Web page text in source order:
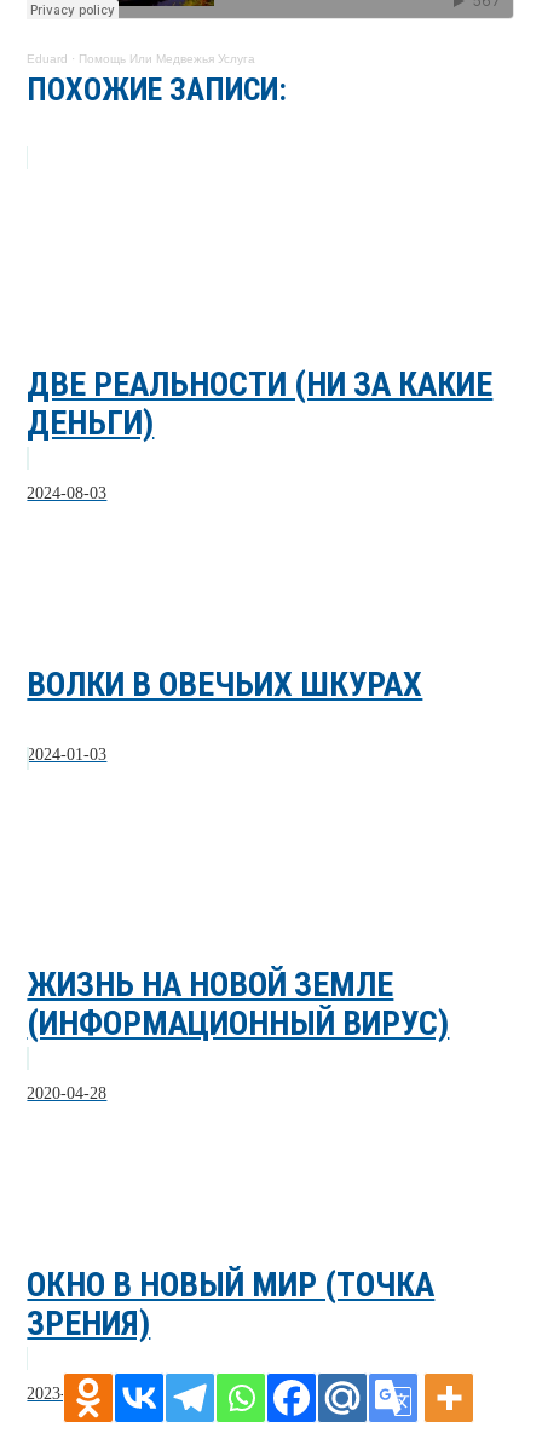
Eduard · Помощь Или Медвежья Услуга
ПОХОЖИЕ ЗАПИСИ:
ДВЕ РЕАЛЬНОСТИ (НИ ЗА КАКИЕ
ДЕНЬГИ)
2024-08-03
ВОЛКИ В ОВЕЧЬИХ ШКУРАХ
2024-01-03
ЖИЗНЬ НА НОВОЙ ЗЕМЛЕ
(ИНФОРМАЦИОННЫЙ ВИРУС)
2020-04-28
ОКНО В НОВЫЙ МИР (ТОЧКА
ЗРЕНИЯ)
2023-02-04